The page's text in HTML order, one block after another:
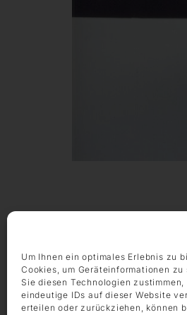
Um Ihnen ein optimales Erlebnis zu
Cookies, um Geräteinformationen
Sie diesen Technologien
eindeutige IDs auf dieser Website
erteilen oder zurückziehen, können
ÖFFNUNGSZEITEN
Montag – Freitag 9:00